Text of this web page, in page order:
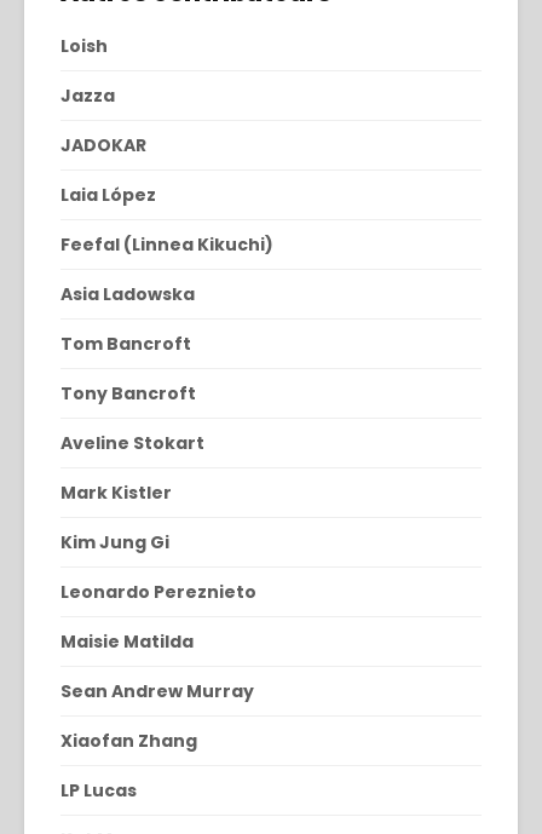
Loish
Jazza
JADOKAR
Laia López
Feefal (Linnea Kikuchi)
Asia Ladowska
Tom Bancroft
Tony Bancroft
Aveline Stokart
Mark Kistler
Kim Jung Gi
Leonardo Pereznieto
Maisie Matilda
Sean Andrew Murray
Xiaofan Zhang
LP Lucas